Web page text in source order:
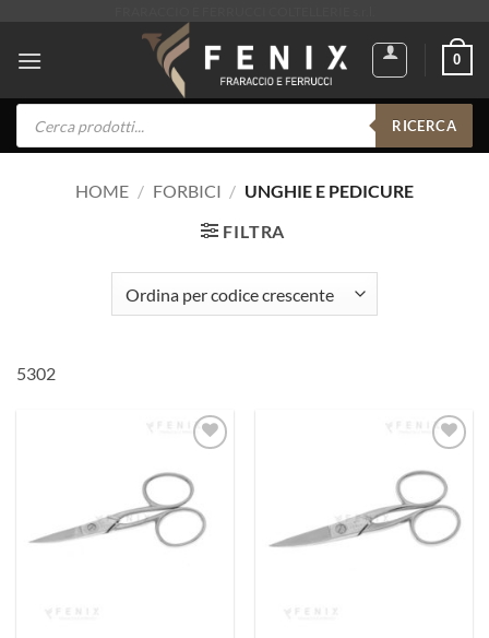
contenuti
0
Products
search
RICERCA
HOME / FORBICI / UNGHIE E PEDICURE
FILTRA
5302
preferiti
ai
preferiti